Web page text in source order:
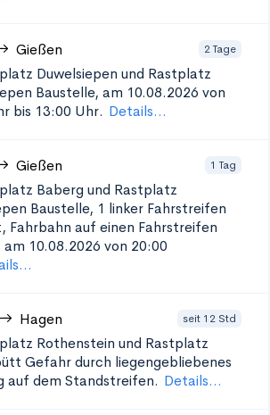
Gießen 2 Tage
Duwelsiepen und Rastplatz
Baustelle, am 10.08.2026 von
bis 13:00 Uhr. Details...
Gießen 1 Tag
Baberg und Rastplatz
Baustelle, 1 linker Fahrstreifen
Fahrbahn auf einen Fahrstreifen
10.08.2026 von 20:00
Hagen seit 12 Std
Rothenstein und Rastplatz
Gefahr durch liegengebliebenes
auf dem Standstreifen. Details...